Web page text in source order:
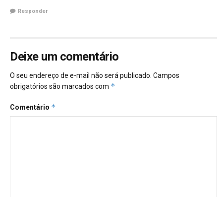
Responder
Deixe um comentário
O seu endereço de e-mail não será publicado. Campos
obrigatórios são marcados com *
Comentário *